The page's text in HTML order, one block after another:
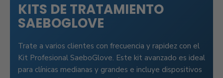
KITS DE TRATAMIENTO
SAEBOGLOVE
Trate a varios clientes con frecuencia y rapidez con el
Kit Profesional SaeboGlove. Este kit avanzado es ideal
para clínicas medianas y grandes e incluye dispositivos